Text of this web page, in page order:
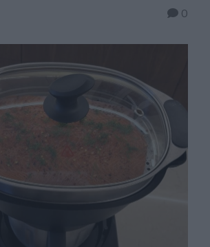
orkar rulla en enda liten boll är det 0